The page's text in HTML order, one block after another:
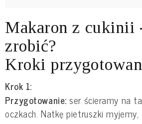
Makaron z cukinii
zrobić?
Kroki
Krok 1:
Przygotowanie: ser ścieramy na
oczkach. Natkę pietruszki myjemy,